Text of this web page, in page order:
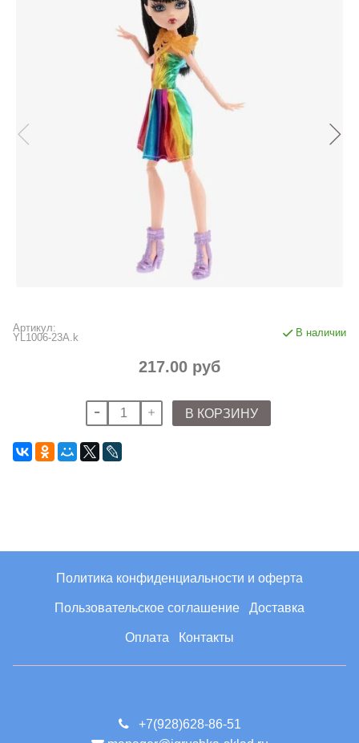
Артикул:
YL1006-23A.k
В наличии
217.00 руб
В КОРЗИНУ
Политика конфиденциальности и оферта
Пользовательское соглашение Доставка
Оплата Контакты
+7(928)628-86-51